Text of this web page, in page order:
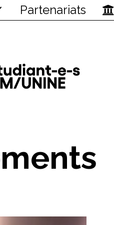
Partenariats